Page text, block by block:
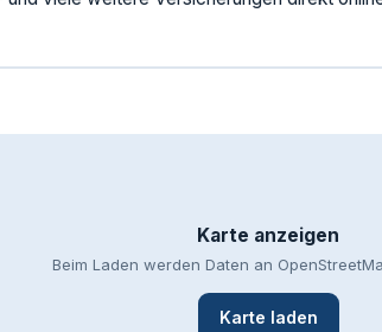
Karte anzeigen
Beim Laden werden Daten an
Karte laden